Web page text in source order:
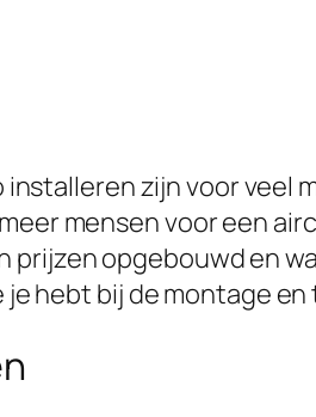
zijn voor veel
mensen voor een
opgebouwd en
hebt bij de montage